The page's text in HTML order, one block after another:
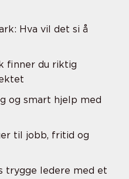
Hva vil det si å
finner du riktig
og smart hjelp med
til jobb, fritid og
trygge ledere med et